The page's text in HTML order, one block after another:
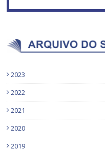
2023
2022
2021
2020
2019